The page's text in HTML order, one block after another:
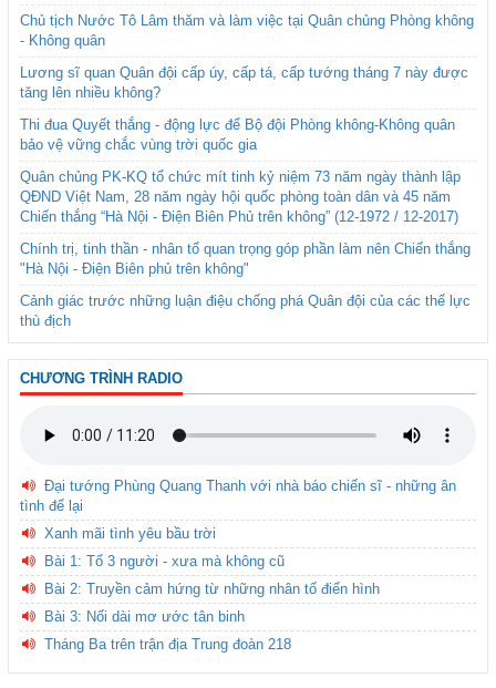
Chủ tịch Nước Tô Lâm thăm và làm việc tại Quân chủng Phòng không
- Không quân
Lương sĩ quan Quân đội cấp úy, cấp tá, cấp tướng tháng 7 này được
tăng lên nhiều không?
Thi đua Quyết thắng - động lực để Bộ đội Phòng không-Không quân
bảo vệ vững chắc vùng trời quốc gia
Quân chủng PK-KQ tổ chức mít tinh kỷ niệm 73 năm ngày thành lập
QĐND Việt Nam, 28 năm ngày hội quốc phòng toàn dân và 45 năm
Chiến thắng “Hà Nội - Điện Biên Phủ trên không” (12-1972 / 12-2017)
Chính trị, tinh thần - nhân tố quan trọng góp phần làm nên Chiến thắng
"Hà Nội - Điện Biên phủ trên không"
Cảnh giác trước những luận điệu chống phá Quân đội của các thế lực
thù địch
CHƯƠNG TRÌNH RADIO
Đại tướng Phùng Quang Thanh với nhà báo chiến sĩ - những ân
tình để lại
Xanh mãi tình yêu bầu trời
Bài 1: Tổ 3 người - xưa mà không cũ
Bài 2: Truyền cảm hứng từ những nhân tố điển hình
Bài 3: Nối dài mơ ước tân binh
Tháng Ba trên trận địa Trung đoàn 218